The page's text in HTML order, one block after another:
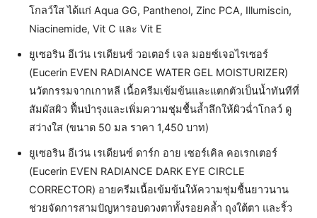
โกลว์ใส ได้แก่ Aqua GG, Panthenol, Zinc PCA, Illumiscin,
Niacinemide, Vit C และ Vit E
ยูเซอริน อีเว่น เรเดียนซ์ วอเตอร์ เจล มอยซ์เจอไรเซอร์
(Eucerin EVEN RADIANCE WATER GEL MOISTURIZER)
นวัตกรรมจากเกาหลี เนื้อครีมเข้มข้นและแตกตัวเป็นน้ำทันทีที่
สัมผัสผิว ฟื้นบำรุงและเพิ่มความชุ่มชื้นล้ำลึกให้ผิวฉ่ำโกลว์ ดู
สว่างใส (ขนาด 50 มล ราคา 1,450 บาท)
ยูเซอริน อีเว่น เรเดียนซ์ ดาร์ก อาย เซอร์เคิล คอเรกเตอร์
(Eucerin EVEN RADIANCE DARK EYE CIRCLE
CORRECTOR) อายครีมเนื้อเข้มข้นให้ความชุ่มชื้นยาวนาน
ช่วยจัดการสามปัญหารอบดวงตาทั้งรอยคล้ำ ถุงใต้ตา และริ้ว